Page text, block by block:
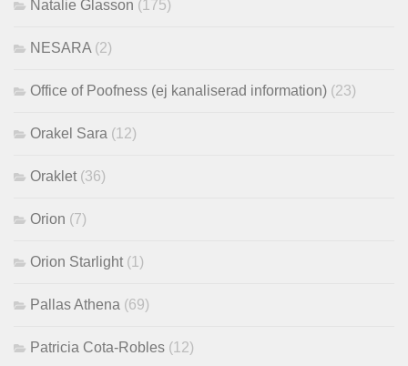
Natalie Glasson (175)
NESARA (2)
Office of Poofness (ej kanaliserad information) (23)
Orakel Sara (12)
Oraklet (36)
Orion (7)
Orion Starlight (1)
Pallas Athena (69)
Patricia Cota-Robles (12)